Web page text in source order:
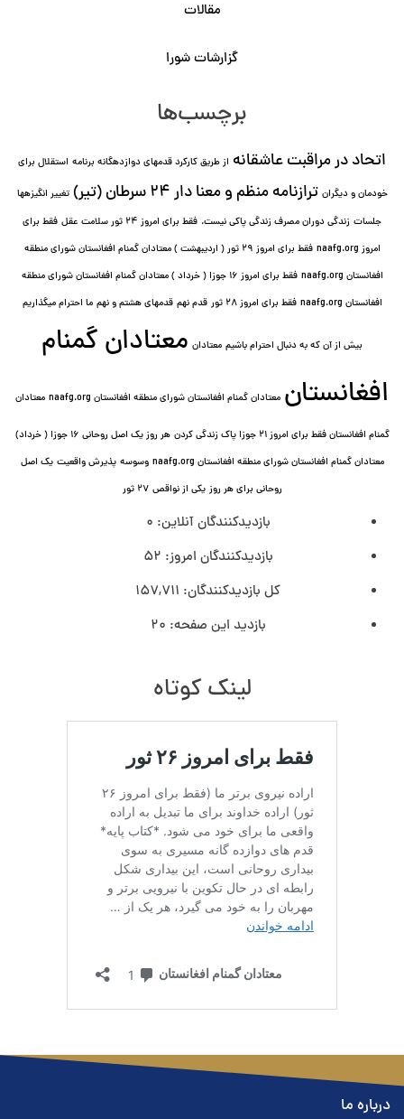
مقالات
گزارشات شورا
برچسب‌ها
اتحاد در مراقبت عاشقانه از طریق کارکرد قدمهای دوازده⁯گانه برنامه استقلال برای
خودمان و دیگران ترازنامه منظم و معنا دار ٢۴ سرطان (تیر)
تغییر انگیزه⁯ها
جلسات زندگی دوران مصرف زندگی پاکی نیست. فقط برای امروز 24 ثور سلامت عقل
فقط برای
امروز naafg.org
فقط برای امروز ٢٩ ثور ( اردیبهشت ) معتادان گمنام افغانستان شورای منطقه
افغانستان naafg.org
فقط برای امروز ۱۶ جوزا ( خرداد ) معتادان گمنام افغانستان شورای منطقه
افغانستان naafg.org
فقط برای امروز ۲۸ ثور قدم نهم قدمهای هشتم و نهم ما احترام میگذاریم
بیش از آن که به دنبال احترام باشیم معتادان معتادان گمنام
افغانستان معتادان گمنام افغانستان شورای منطقه افغانستان naafg.org معتادان
گمنام افغانستان فقط برای امروز ۲۱ جوزا پاک زندگی کردن
هر روز یک اصل روحانی ۱۶ جوزا ( خرداد)
معتادان گمنام افغانستان شورای منطقه افغانستان naafg.org
وسوسه پذيرش واقعیت یک اصل
روحانی برای هر روز یکی از نواقص ۲۷ ثور
بازدیدکنندگان آنلاین: 0
بازدیدکنندگان امروز: 52
کل بازدیدکنند‌گان: 157,711
بازدید این صفحه: 20
لینک کوتاه
درباره ما